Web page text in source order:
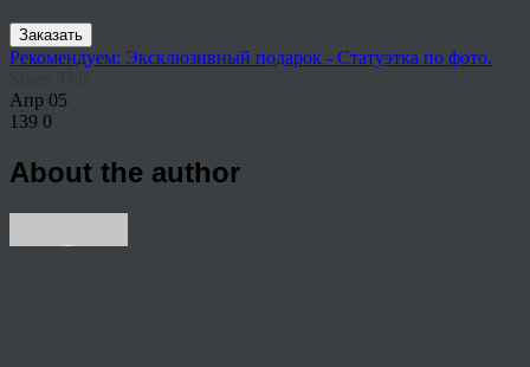
Заказать
Рекомендуем: Эксклюзивный подарок - Статуэтка по фото.
Апр 05
139 0
About the author